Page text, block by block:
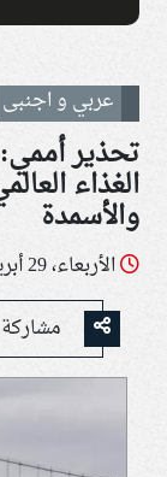
عربي و اجنبى
تحذير
الغذاء
والأسمدة
الأربعاء، 29 أبريل 2026 02:43 م
مشاركة